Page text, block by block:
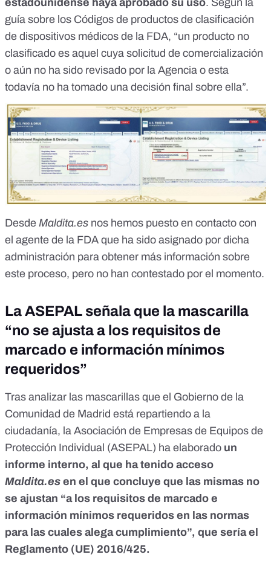
estadounidense haya aprobado su uso. Según la
guía sobre los Códigos de productos de clasificación
de dispositivos médicos de la FDA, “un producto no
clasificado es aquel cuya solicitud de comercialización
o aún no ha sido revisado por la Agencia o esta
todavía no ha tomado una decisión final sobre ella”.
Desde Maldita.es nos hemos puesto en contacto con
el agente de la FDA que ha sido asignado por dicha
administración para obtener más información sobre
este proceso, pero no han contestado por el momento.
La ASEPAL señala que la mascarilla
“no se ajusta a los requisitos de
marcado e información mínimos
requeridos”
Tras analizar las mascarillas que el Gobierno de la
Comunidad de Madrid está repartiendo a la
ciudadanía, la Asociación de Empresas de Equipos de
Protección Individual (ASEPAL) ha elaborado un
informe interno, al que ha tenido acceso
Maldita.es en el que concluye que las mismas no
se ajustan “a los requisitos de marcado e
información mínimos requeridos en las normas
para las cuales alega cumplimiento”, que sería el
Reglamento (UE) 2016/425.